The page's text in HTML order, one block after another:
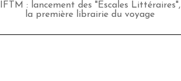
IFTM : lancement des "Escales Littéraires",
la première librairie du voyage